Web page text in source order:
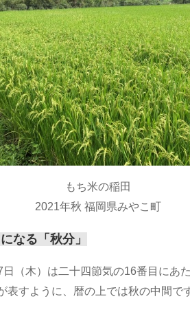
もち米の稲田
2021年秋 福岡県みやこ町
なる「秋分」
（木）は二十四節気の16番目にあた
表すように、暦の上では秋の中間で